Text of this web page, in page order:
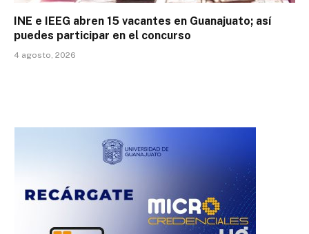
INE e IEEG abren 15 vacantes en Guanajuato; así
puedes participar en el concurso
4 agosto, 2026